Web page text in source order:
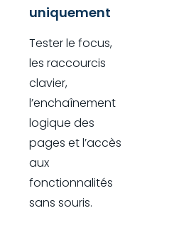
uniquement
Tester le focus,
les raccourcis
clavier,
l’enchaînement
logique des
pages et l’accès
aux
fonctionnalités
sans souris.